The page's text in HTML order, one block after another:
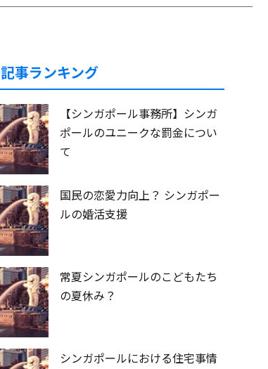
記事ランキング
【シンガポール事務所】シンガ
ポールのユニークな罰金につい
て
国民の恋愛力向上？ シンガポー
ルの婚活支援
常夏シンガポールのこどもたち
の夏休み？
シンガポールにおける住宅事情